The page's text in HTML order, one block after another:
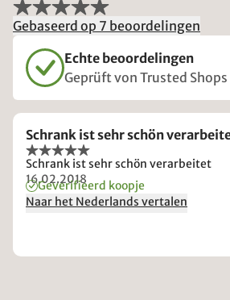
Gebaseerd op 7 beoordelingen
Echte beoordelingen
Geprüft von Trusted Shops
Schrank ist sehr schön
Schrank ist sehr schön verarbeitet
16.02.2018
Geverifieerd koopje
Naar het Nederlands vertalen